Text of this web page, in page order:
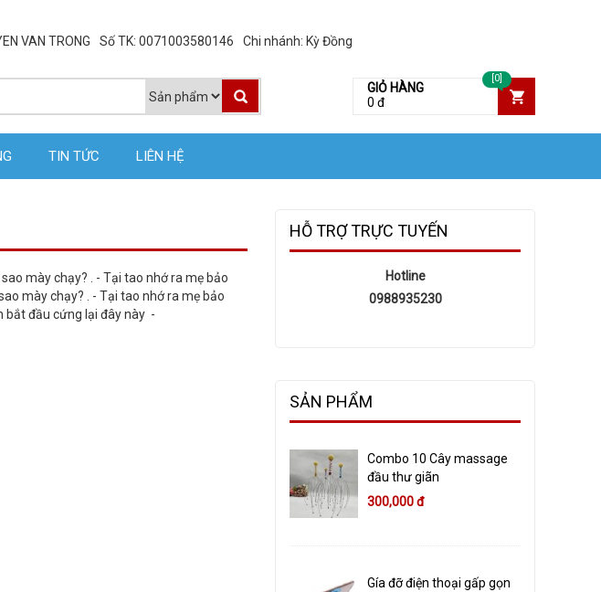
VAN TRONG Số TK: 0071003580146 Chi nhánh: Kỳ Đồng
GIỎ HÀNG
0 đ
[0]
TIN TỨC LIÊN HỆ
mày chạy? . - Tại tao nhớ ra mẹ bảo
mày chạy? . - Tại tao nhớ ra mẹ bảo
bắt đầu cứng lại đây này -
HỖ TRỢ TRỰC TUYẾN
Hotline
0988935230
SẢN PHẨM
Combo 10 Cây massage
đầu thư giãn
300,000 đ
Gía đỡ điện thoại gấp gọn